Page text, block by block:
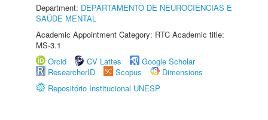
Department: DEPARTAMENTO DE NEUROCIÊNCIAS E
SAÚDE MENTAL
Academic Appointment Category: RTC Academic title:
MS-3.1
Orcid
CV Lattes
Google Scholar
ResearcherID
Scopus
Dimensions
Repositório Institucional UNESP